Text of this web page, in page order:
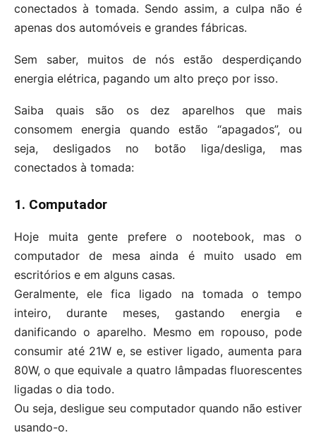
conectados à tomada. Sendo assim, a culpa não é
apenas dos automóveis e grandes fábricas.
Sem saber, muitos de nós estão desperdiçando
energia elétrica, pagando um alto preço por isso.
Saiba quais são os dez aparelhos que mais
consomem energia quando estão “apagados”, ou
seja, desligados no botão liga/desliga, mas
conectados à tomada:
1. Computador
Hoje muita gente prefere o nootebook, mas o
computador de mesa ainda é muito usado em
escritórios e em alguns casas.
Geralmente, ele fica ligado na tomada o tempo
inteiro, durante meses, gastando energia e
danificando o aparelho. Mesmo em ropouso, pode
consumir até 21W e, se estiver ligado, aumenta para
80W, o que equivale a quatro lâmpadas fluorescentes
ligadas o dia todo.
Ou seja, desligue seu computador quando não estiver
usando-o.